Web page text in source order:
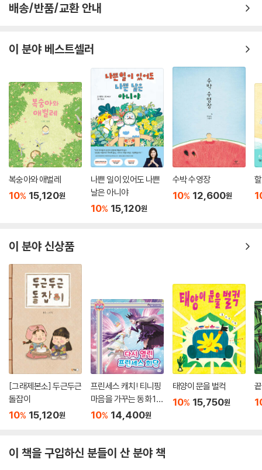
배송/반품/교환 안내
이 분야 베스트셀러
복숭아와 애벌레
10% 15,120원
나쁜 일이 있어도 나쁜
날은 아니야
10% 15,120원
수박 수영장
10% 12,600원
이 분야 신상품
[그래제본소] 두근두근
돌잡이
10% 15,120원
프린세스 캐치! 티니핑
마음을 가꾸는 동화 10
: 다시 열린 프린세스 회
10% 14,400원
태양이 문을 벌컥
10% 15,750원
이 책을 구입하신 분들이 산 분야 책